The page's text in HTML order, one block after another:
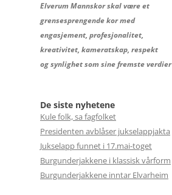
Elverum Mannskor skal være et
grensesprengende kor med
engasjement, profesjonalitet,
kreativitet, kameratskap, respekt
og synlighet som sine fremste verdier
De siste nyhetene
Kule folk, sa fagfolket
Presidenten avblåser jukselappjakta
Jukselapp funnet i 17.mai-toget
Burgunderjakkene i klassisk vårform
Burgunderjakkene inntar Elvarheim